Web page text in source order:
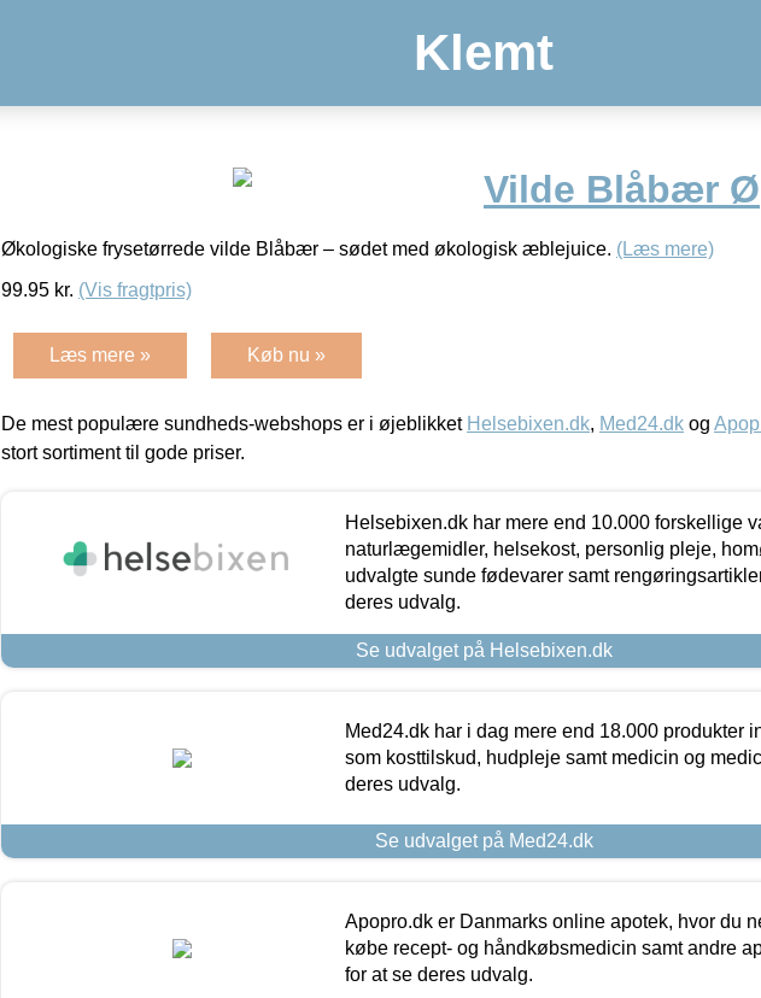
Klemt
Vilde Blåbær Ø
Økologiske frysetørrede vilde Blåbær – sødet med økologisk æblejuice. (Læs mere)
99.95 kr. (Vis fragtpris)
Læs mere » Køb nu »
De mest populære sundheds-webshops er i øjeblikket Helsebixen.dk, Med24.dk og
stort sortiment til gode priser.
Helsebixen.dk har mere end 10.000 forskellige
naturlægemidler, helsekost, personlig pleje,
udvalgte sunde fødevarer samt
deres udvalg.
Se udvalget på Helsebixen.dk
Med24.dk har i dag mere end 18.000 produkter
som kosttilskud, hudpleje samt medicin og
deres udvalg.
Se udvalget på Med24.dk
Apopro.dk er Danmarks online apotek, hvor du
købe recept- og håndkøbsmedicin samt andre
for at se deres udvalg.